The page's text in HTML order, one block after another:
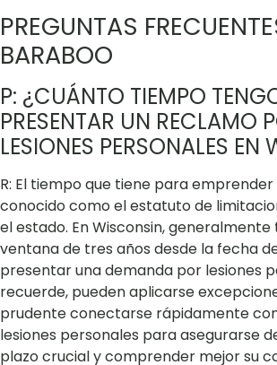
PREGUNTAS
BARABOO
P: ¿CUÁNTO TIEMPO
PRESENTAR UN RECLAMO
LESIONES PERSONALES EN
R: El tiempo que tiene para
conocido como el estatuto de
el estado. En Wisconsin, generalmente
ventana de tres años desde la fecha
presentar una demanda por lesiones
recuerde, pueden aplicarse
prudente conectarse rápidamente
lesiones personales para asegurarse
plazo crucial y comprender mejor su